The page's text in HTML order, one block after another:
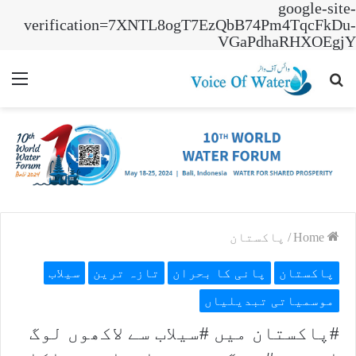
google-site-
verification=7XNTL8ogT7EzQbB74Pm4TqcFkDu-
VGaPdhaRHXOEgjY
Search
/ پاکستان
پاکستان پانی کا بحران تازہ ترین سیلاب
موسمیاتی تبدیلیاں
#پاکستان میں #سیلاب سے لاکھوں لوگ